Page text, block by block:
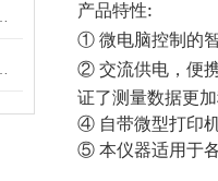
产品特性:
① 微电脑控制的
② 交流供电，便
证了测量数据更
④ 自带微型打印
⑤ 本仪器适用于